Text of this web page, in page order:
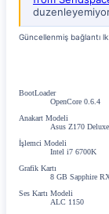
Güncellenmiş bağlantı
BootLoader
OpenCore 0.6.4
Anakart Modeli
Asus Z170 Deluxe
İşlemci Modeli
Intel i7 6700K
Grafik Kartı
8 GB Sapphire
Ses Kartı Modeli
ALC 1150